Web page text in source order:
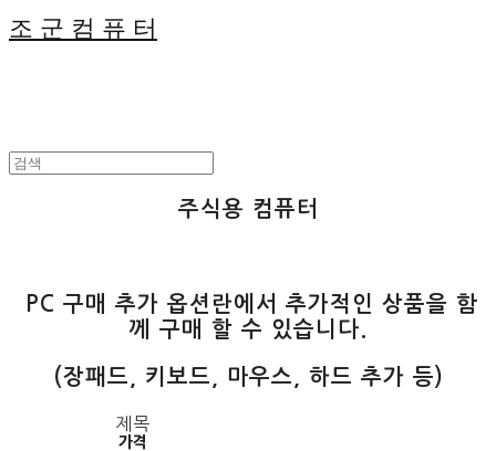
조 군 컴 퓨 터
주식용 컴퓨터
PC 구매 추가 옵션란에서 추가적인 상품을 함
께 구매 할 수 있습니다.
(장패드, 키보드, 마우스, 하드 추가 등)
제목
가격